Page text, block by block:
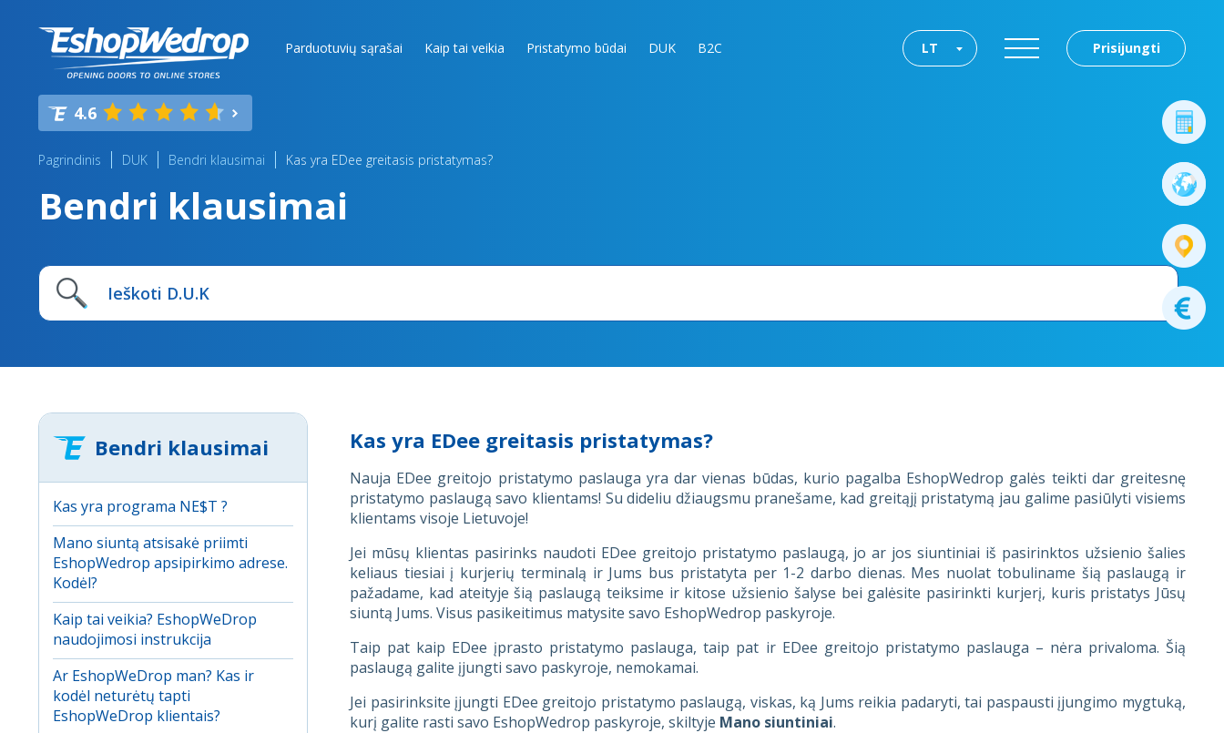
Parduotuvių sąrašai Kaip tai veikia Pristatymo būdai DUK B2C Prisijungti
LT
4.6
Pagrindinis DUK Bendri klausimai Kas yra EDee greitasis pristatymas?
Bendri klausimai
Kas yra EDee greitasis pristatymas?
Nauja EDee greitojo pristatymo paslauga yra dar vienas būdas, kurio pagalba EshopWedrop galės teikti dar greitesnę
pristatymo paslaugą savo klientams! Su dideliu džiaugsmu pranešame, kad greitąjį pristatymą jau galime pasiūlyti visiems
klientams visoje Lietuvoje!
Jei mūsų klientas pasirinks naudoti EDee greitojo pristatymo paslaugą, jo ar jos siuntiniai iš pasirinktos užsienio šalies
keliaus tiesiai į kurjerių terminalą ir Jums bus pristatyta per 1-2 darbo dienas. Mes nuolat tobuliname šią paslaugą ir
pažadame, kad ateityje šią paslaugą teiksime ir kitose užsienio šalyse bei galėsite pasirinkti kurjerį, kuris pristatys Jūsų
siuntą Jums. Visus pasikeitimus matysite savo EshopWedrop paskyroje.
Taip pat kaip EDee įprasto pristatymo paslauga, taip pat ir EDee greitojo pristatymo paslauga – nėra privaloma. Šią
paslaugą galite įjungti savo paskyroje, nemokamai.
Jei pasirinksite įjungti EDee greitojo pristatymo paslaugą, viskas, ką Jums reikia padaryti, tai paspausti įjungimo mygtuką,
kurį galite rasti savo EshopWedrop paskyroje, skiltyje Mano siuntiniai.
Bendri klausimai
Kas yra programa NE$T ?
Mano siuntą atsisakė priimti
EshopWedrop apsipirkimo adrese.
Kodėl?
Kaip tai veikia? EshopWeDrop
naudojimosi instrukcija
Ar EshopWeDrop man? Kas ir
kodėl neturėtų tapti
EshopWeDrop klientais?